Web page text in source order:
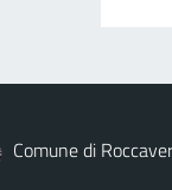
Comune di